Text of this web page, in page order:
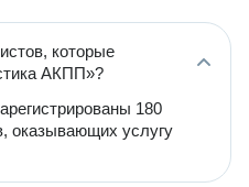
которые
АКПП»?
180
оказывающих услугу